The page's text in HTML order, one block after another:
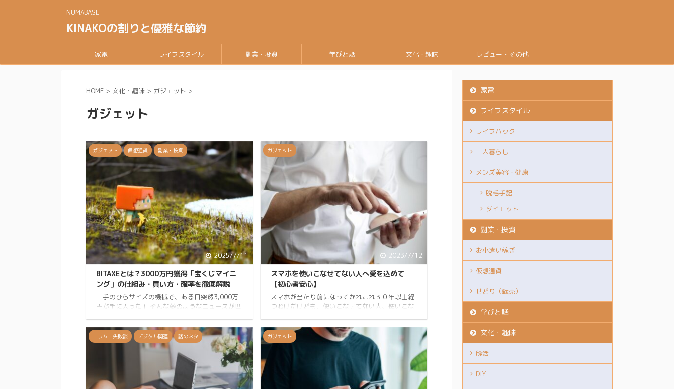
NUMABASE
KINAKOの割りと優雅な節約
家電 ライフスタイル 副業・投資 学びと話 文化・趣味 レビュー・その他
HOME > 文化・趣味 > ガジェット >
ガジェット
ガジェット 仮想通貨 副業・投資
2025/7/11
BITAXEとは？3000万円獲得「宝くじマイニ
ング」の仕組み・買い方・確率を徹底解説
「手のひらサイズの機械で、ある日突然3,000万
円が手に入った」 そんな夢のようなニュースが世
う言葉と共に、この小さなデバイスに興味を持っ
たのではないでしょうか？ きなこ無駄を省いて無
駄なことするKINAKOですXをやってます 私自身、
この不思議なデバイスに魅了された一人として、
BITAXEの正体から、世間を騒がせたニュースの真
相、そして 「本当に儲かるのか？」 という誰もが
ガジェット
2023/7/12
スマホを使いこなせてない人へ愛を込めて
【初心者安心】
スマホが当たり前になってかれこれ３０年以上経
つわけだけども、使いこなせてない人、使いこな
思う。 きなこKINAKOです。Twitter、Instagram
をやっています。自己紹介 スマホ乗り換えという
壁 今となっては乗り換えによってよりよりサービ
スを受けられるケースが多い。 ガラケーを今もな
お使っている人たちはどこまで頑ななのだろう
か。通話とメールが使えたらといいつつ、今や
コラム・失敗談 デジタル関連 話のネタ ガジェット
家電
ライフスタイル
ライフハック
一人暮らし
メンズ美容・健康
脱毛手記
ダイエット
副業・投資
お小遣い稼ぎ
仮想通貨
せどり（転売）
学びと話
文化・趣味
豚活
DIY